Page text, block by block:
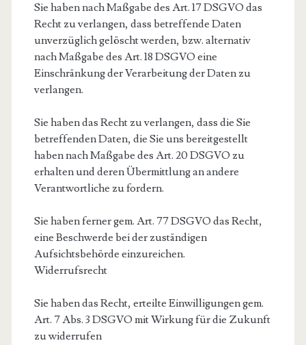
Sie haben nach Maßgabe des Art. 17 DSGVO das
Recht zu verlangen, dass betreffende Daten
unverzüglich gelöscht werden, bzw. alternativ
nach Maßgabe des Art. 18 DSGVO eine
Einschränkung der Verarbeitung der Daten zu
verlangen.
Sie haben das Recht zu verlangen, dass die Sie
betreffenden Daten, die Sie uns bereitgestellt
haben nach Maßgabe des Art. 20 DSGVO zu
erhalten und deren Übermittlung an andere
Verantwortliche zu fordern.
Sie haben ferner gem. Art. 77 DSGVO das Recht,
eine Beschwerde bei der zuständigen
Aufsichtsbehörde einzureichen.
Widerrufsrecht
Sie haben das Recht, erteilte Einwilligungen gem.
Art. 7 Abs. 3 DSGVO mit Wirkung für die Zukunft
zu widerrufen